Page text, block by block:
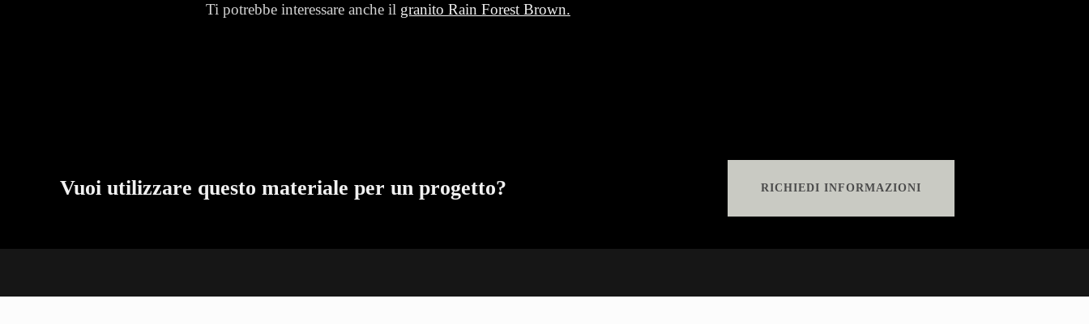
Ti potrebbe interessare anche il granito Rain Forest Brown.
Vuoi utilizzare questo materiale per un progetto? RICHIEDI INFORMAZIONI